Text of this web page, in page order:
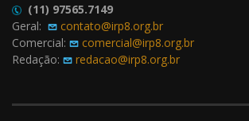
(11) 97565.7149
Geral:
contato@irp8.org.br
Comercial:
comercial@irp8.org.br
Redação:
redacao@irp8.org.br